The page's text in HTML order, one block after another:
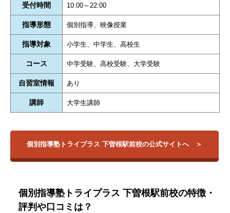
受付時間 10:00～22:00
指導形態 個別指導、映像授業
指導対象 小学生、中学生、高校生
コース 中学受験、高校受験、大学受験
自習室情報 あり
講師 大学生講師
個別指導塾トライプラス 下曽根駅前校の公式サイトへ
個別指導塾トライプラス 下曽根駅前校の特徴・
評判や口コミは？